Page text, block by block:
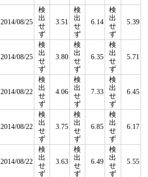
2014/08/25
検
出
せ
ず
3.51
検
出
せ
ず
6.14
検
出
せ
ず
5.39
2014/08/25
検
出
せ
ず
3.80
検
出
せ
ず
6.35
検
出
せ
ず
5.71
2014/08/22
検
出
せ
ず
4.06
検
出
せ
ず
7.33
検
出
せ
ず
6.45
2014/08/22
検
出
せ
ず
3.75
検
出
せ
ず
6.85
検
出
せ
ず
6.17
2014/08/22
検
出
せ
ず
3.63
検
出
せ
ず
6.49
検
出
せ
ず
5.55